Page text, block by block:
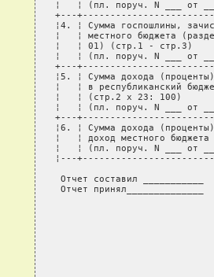
¦   ¦ (пл. поруч. N ___
+---
¦4. ¦ Сумма госпошлины,
¦   ¦ местного бюджета
¦   ¦ 01) (стр.1 -
¦   ¦ (пл. поруч. N ___
+---
¦5. ¦ Сумма дохода
¦   ¦ в
¦   ¦ (стр.2 х 23:
¦   ¦ (пл. поруч. N ___
+---
¦6. ¦ Сумма дохода
¦   ¦ доход местного
¦   ¦ (пл. поруч. N ___
¦---
Отчет составил
Отчет